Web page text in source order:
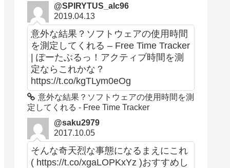
@SPIRYTUS_alc96
2019.04.13
意外な結果？ソフトウェアの使用時間
を測定してくれる – Free Time Tracker
| ぽーたぶるっ！アクティブ時間を測
定ならこれかな？
https://t.co/kgTLym0eOg
意外な結果？ソフトウェアの使用時間を測
定してくれる - Free Time Tracker
@saku2979
2017.10.05
そんな奇天烈な事態になるまえにこれ
( https://t.co/xgaLOPKxYz )おすすめし